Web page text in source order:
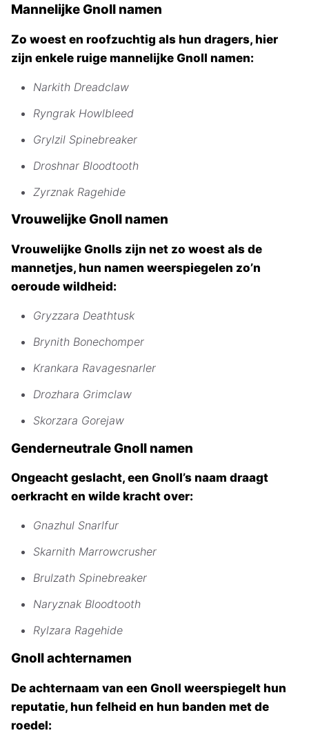
Mannelijke Gnoll namen
Zo woest en roofzuchtig als hun dragers, hier
zijn enkele ruige mannelijke Gnoll namen:
Narkith Dreadclaw
Ryngrak Howlbleed
Grylzil Spinebreaker
Droshnar Bloodtooth
Zyrznak Ragehide
Vrouwelijke Gnoll namen
Vrouwelijke Gnolls zijn net zo woest als de
mannetjes, hun namen weerspiegelen zo’n
oeroude wildheid:
Gryzzara Deathtusk
Brynith Bonechomper
Krankara Ravagesnarler
Drozhara Grimclaw
Skorzara Gorejaw
Genderneutrale Gnoll namen
Ongeacht geslacht, een Gnoll’s naam draagt
oerkracht en wilde kracht over:
Gnazhul Snarlfur
Skarnith Marrowcrusher
Brulzath Spinebreaker
Naryznak Bloodtooth
Rylzara Ragehide
Gnoll achternamen
De achternaam van een Gnoll weerspiegelt hun
reputatie, hun felheid en hun banden met de
roedel: